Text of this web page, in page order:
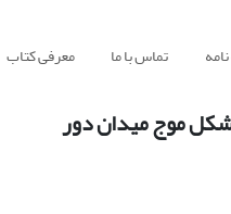
تماس با ما معرفی کتاب